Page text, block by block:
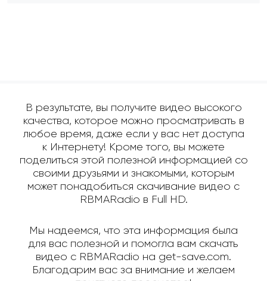
В результате, вы получите видео высокого
качества, которое можно просматривать в
любое время, даже если у вас нет доступа
к Интернету! Кроме того, вы можете
поделиться этой полезной информацией со
своими друзьями и знакомыми, которым
может понадобиться скачивание видео с
RBMARadio в Full HD.
Мы надеемся, что эта информация была
для вас полезной и помогла вам скачать
видео с RBMARadio на get-save.com.
Благодарим вас за внимание и желаем